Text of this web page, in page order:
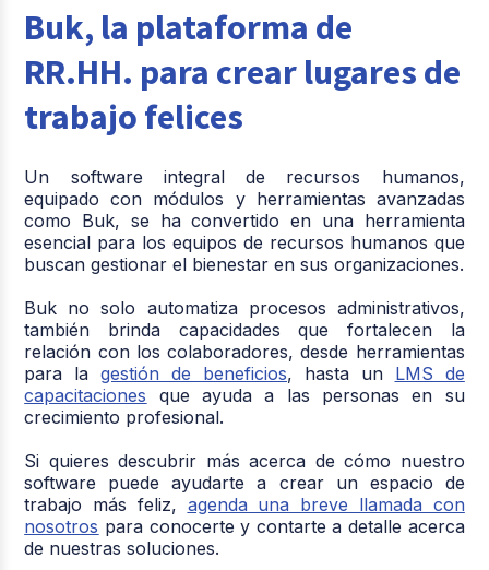
Buk, la plataforma de
RR.HH. para crear lugares de
trabajo felices
Un software integral de recursos humanos,
equipado con módulos y herramientas avanzadas
como Buk, se ha convertido en una herramienta
esencial para los equipos de recursos humanos que
buscan gestionar el bienestar en sus organizaciones.
Buk no solo automatiza procesos administrativos,
también brinda capacidades que fortalecen la
relación con los colaboradores, desde herramientas
para lagestión de beneficios, hasta un LMS de
capacitaciones que ayuda a las personas en su
crecimiento profesional.
Si quieres descubrir más acerca de cómo nuestro
software puede ayudarte a crear un espacio de
trabajo más feliz, agenda una breve llamada con
nosotros para conocerte y contarte a detalle acerca
de nuestras soluciones.